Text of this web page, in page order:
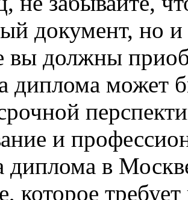
документ, но
вы должны
диплома может
и
диплома в
которое